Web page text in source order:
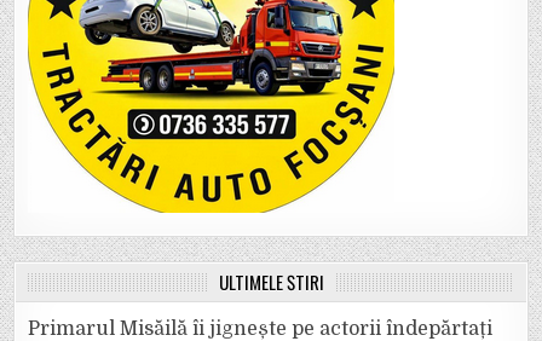
ULTIMELE ȘTIRI
Primarul Misăilă îi jignește pe actorii îndepărtați